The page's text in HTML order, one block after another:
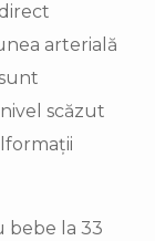
arterială
scăzut
bebe la 33